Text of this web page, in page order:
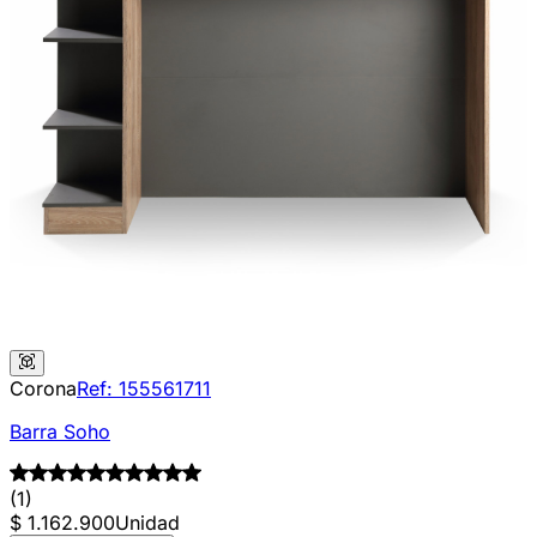
CoronaRef: 155561711
Barra Soho
(1)
$ 1.162.900Unidad